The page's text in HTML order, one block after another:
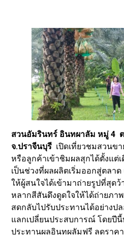
สวนอัมรินทร์ อินทผาลัม หมู่ 4
จ.ปราจีนบุรี เปิดเที่ยวชมสวนข
หรือลูกค้าเข้าชิมผลสุกได้ตั้งแต่เ
เป็นช่วงที่ผลผลิตเริ่มออกสู่ตลา
ให้ผู้สนใจได้เข้ามาถ่ายรูปที่สุด
หลากสีสันดึงดูดใจให้ได้ถ่ายภ
สดกลับไปรับประทานได้อย่างป
แลกเปลี่ยนประสบการณ์ โดยปี
ประทานผลอินทผลัมฟรี ลดราค